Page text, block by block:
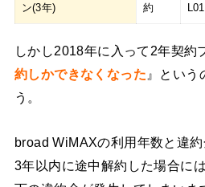
ン(3年)
約
しかし2018年に入って2年契約
約しかできなくなった 』という
う。
broad WiMAXの利用年数と違約
3年以内に途中解約した場合に